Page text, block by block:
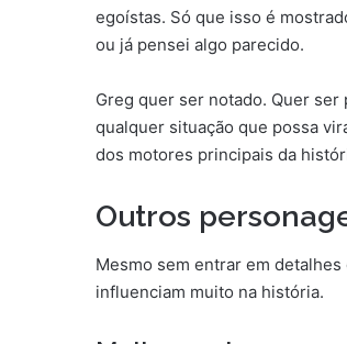
egoístas. Só que isso é
ou já pensei algo parecido.
Greg quer ser notado. Quer
qualquer situação que possa
dos motores principais da
Outros
Mesmo sem entrar em
influenciam muito na história.